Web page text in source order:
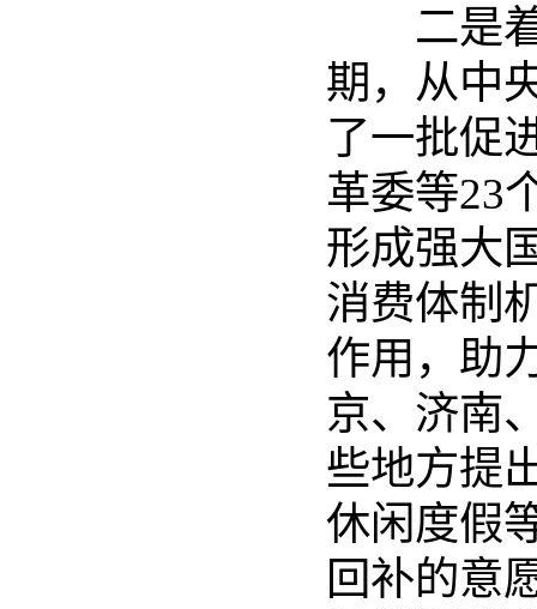
二是着
期，从中
了一批促
革委等23
形成强大
消费体制
作用，助
京、济南
些地方提
休闲度假
回补的意